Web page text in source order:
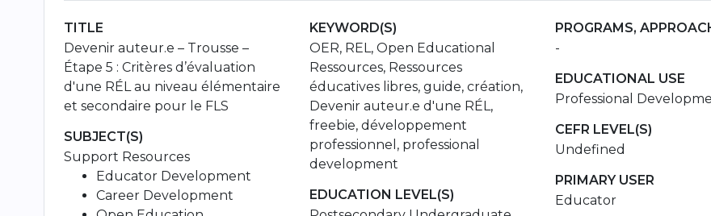
TITLE
Devenir auteur.e – Trousse –
Étape 5 : Critères d’évaluation
d'une RÉL au niveau élémentaire
et secondaire pour le FLS
SUBJECT(S)
Support Resources
Educator Development
Career Development
KEYWORD(S)
OER, REL, Open Educational
Ressources, Ressources
éducatives libres, guide, création,
Devenir auteur.e d'une RÉL,
freebie, développement
professionnel, professional
development
EDUCATION LEVEL(S)
PROGRAMS,
-
EDUCATIONAL USE
Professional
CEFR LEVEL(S)
Undefined
PRIMARY USER
Educator